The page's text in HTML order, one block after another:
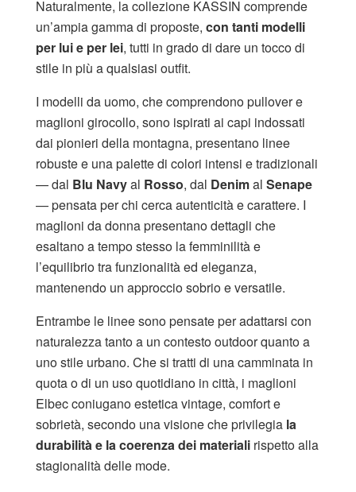
Naturalmente, la collezione KASSIN comprende
un’ampia gamma di proposte, con tanti modelli
per lui e per lei, tutti in grado di dare un tocco di
stile in più a qualsiasi outfit.
I modelli da uomo, che comprendono pullover e
maglioni girocollo, sono ispirati ai capi indossati
dai pionieri della montagna, presentano linee
robuste e una palette di colori intensi e tradizionali
— dal Blu Navyal Rosso, dal Denimal Senape
— pensata per chi cerca autenticità e carattere. I
maglioni da donna presentano dettagli che
esaltano a tempo stesso la femminilità e
l’equilibrio tra funzionalità ed eleganza,
mantenendo un approccio sobrio e versatile.
Entrambe le linee sono pensate per adattarsi con
naturalezza tanto a un contesto outdoor quanto a
uno stile urbano. Che si tratti di una camminata in
quota o di un uso quotidiano in città, i maglioni
Elbec coniugano estetica vintage, comfort e
sobrietà, secondo una visione che privilegia la
durabilità e la coerenza dei materiali rispetto alla
stagionalità delle mode.